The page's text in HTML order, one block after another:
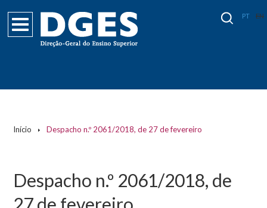
PT EN
Início Despacho n.º 2061/2018, de 27 de fevereiro
Despacho n.º 2061/2018, de